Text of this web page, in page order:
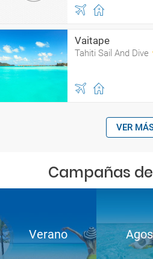
Vaitape
Tahiti Sail And Dive
VER
Campañas
Verano